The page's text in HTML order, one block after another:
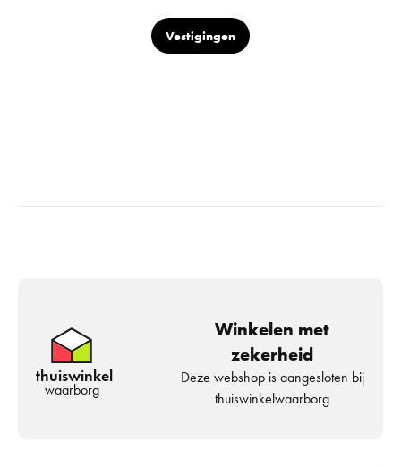
Vestigingen
thuiswinkel
waarborg
Winkelen met
zekerheid
Deze webshop is aangesloten bij
thuiswinkelwaarborg